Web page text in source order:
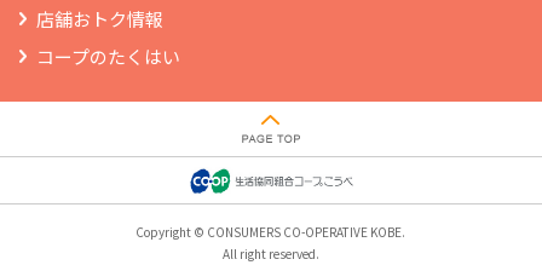
店舗おトク情報
コープのたくはい
Copyright © CONSUMERS CO-OPERATIVE KOBE.
All right reserved.